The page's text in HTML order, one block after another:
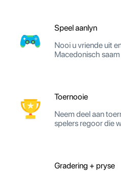
Speel aanlyn
Nooi u vriende uit
Macedonisch saam
Toernooie
Neem deel aan
spelers regoor die
Gradering + pryse